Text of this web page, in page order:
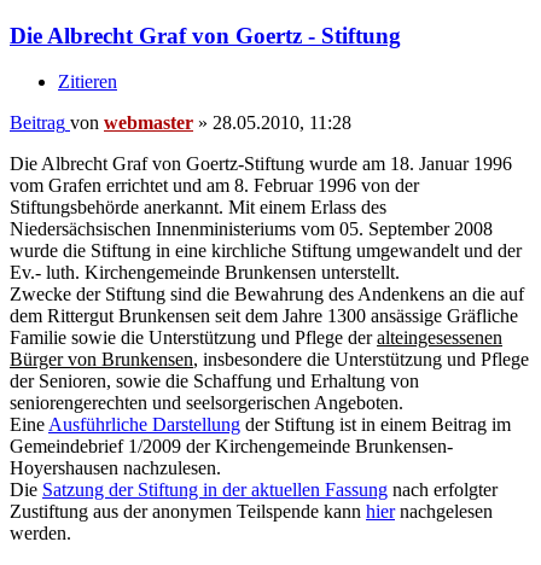
Die Albrecht Graf von Goertz - Stiftung
Zitieren
Beitrag von webmaster » 28.05.2010, 11:28
Die Albrecht Graf von Goertz-Stiftung wurde am 18. Januar 1996
vom Grafen errichtet und am 8. Februar 1996 von der
Stiftungsbehörde anerkannt. Mit einem Erlass des
Niedersächsischen Innenministeriums vom 05. September 2008
wurde die Stiftung in eine kirchliche Stiftung umgewandelt und der
Ev.- luth. Kirchengemeinde Brunkensen unterstellt.
Zwecke der Stiftung sind die Bewahrung des Andenkens an die auf
dem Rittergut Brunkensen seit dem Jahre 1300 ansässige Gräfliche
Familie sowie die Unterstützung und Pflege deralteingesessenen
Bürger von Brunkensen, insbesondere die Unterstützung und Pflege
der Senioren, sowie die Schaffung und Erhaltung von
seniorengerechten und seelsorgerischen Angeboten.
Eine Ausführliche Darstellung der Stiftung ist in einem Beitrag im
Gemeindebrief 1/2009 der Kirchengemeinde Brunkensen-
Hoyershausen nachzulesen.
Die Satzung der Stiftung in der aktuellen Fassung nach erfolgter
Zustiftung aus der anonymen Teilspende kann hiernachgelesen
werden.